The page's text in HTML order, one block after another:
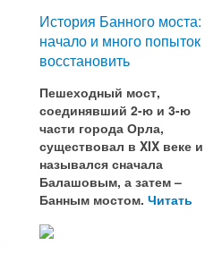
История Банного моста:
начало и много попыток
восстановить
Пешеходный мост,
соединявший 2-ю и 3-ю
части города Орла,
существовал в XIX веке и
назывался сначала
Балашовым, а затем –
Банным мостом. Читать